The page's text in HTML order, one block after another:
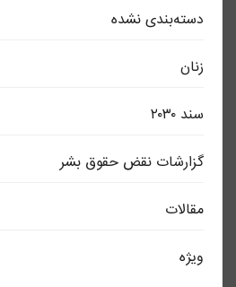
دسته‌بندی نشده
زنان
سند ٢٠٣٠
گزارشات نقض حقوق بشر
مقالات
ویژه